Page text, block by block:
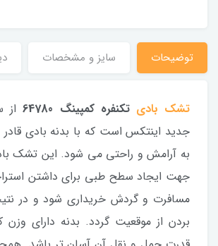
توضیحات سایز و مشخصات
تشک بادی تکنفره کمپینگ 64780
از
جدید اینتکس است که با بدنه بادی قادر
به آرامش و راحتی می شود. این تشک
جهت ایجاد سطح طبی برای داشتن
مسافرت و گردش خریداری شود و در
بردن از موقعیت گردد. بدنه دارای